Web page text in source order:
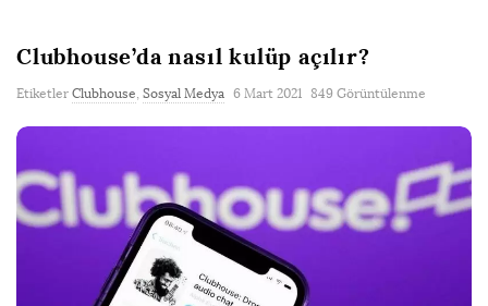
Clubhouse’da nasıl kulüp açılır?
Etiketler Clubhouse, Sosyal Medya 6 Mart 2021 849 Görüntülenme